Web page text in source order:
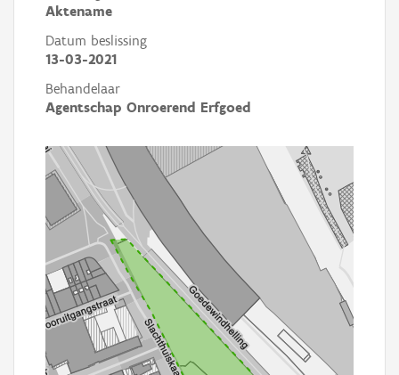
Aktename
Datum beslissing
13-03-2021
Behandelaar
Agentschap Onroerend Erfgoed